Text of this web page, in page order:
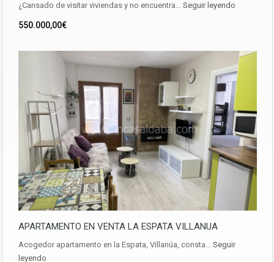
¿Cansado de visitar viviendas y no encuentra… Seguir leyendo
550.000,00€
APARTAMENTO EN VENTA LA ESPATA VILLANUA
Acogedor apartamento en la Espata, Villanúa, consta… Seguir
leyendo